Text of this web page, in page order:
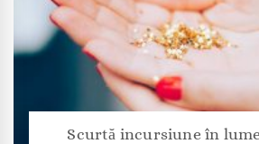
Scurtă incursiune în